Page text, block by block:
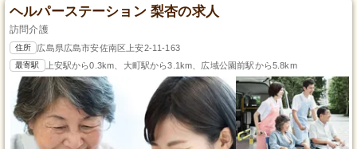
ヘルパーステーション 梨杏の求人
訪問介護
住所 広島県広島市安佐南区上安2-11-163
最寄駅 上安駅から0.3km、大町駅から3.1km、広域公園前駅から5.8km